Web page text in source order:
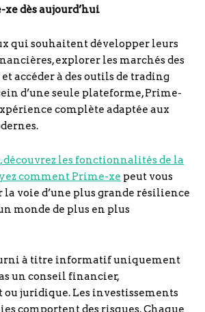
dès aujourd’hui
qui souhaitent développer leurs
explorer les marchés des
accéder à des outils de trading
d’une seule plateforme, Prime-
complète adaptée aux
découvrez les fonctionnalités de la
comment Prime-xe peut vous
la voie d’une plus grande résilience
monde de plus en plus
à titre informatif uniquement
un conseil financier,
ou juridique. Les investissements
comportent des risques. Chaque